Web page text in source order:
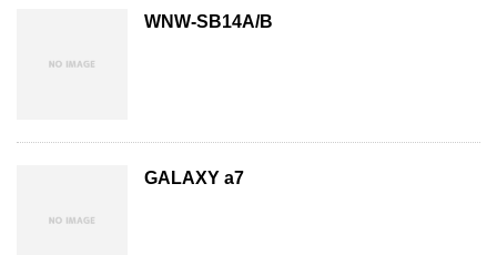
WNW-SB14A/B
GALAXY a7